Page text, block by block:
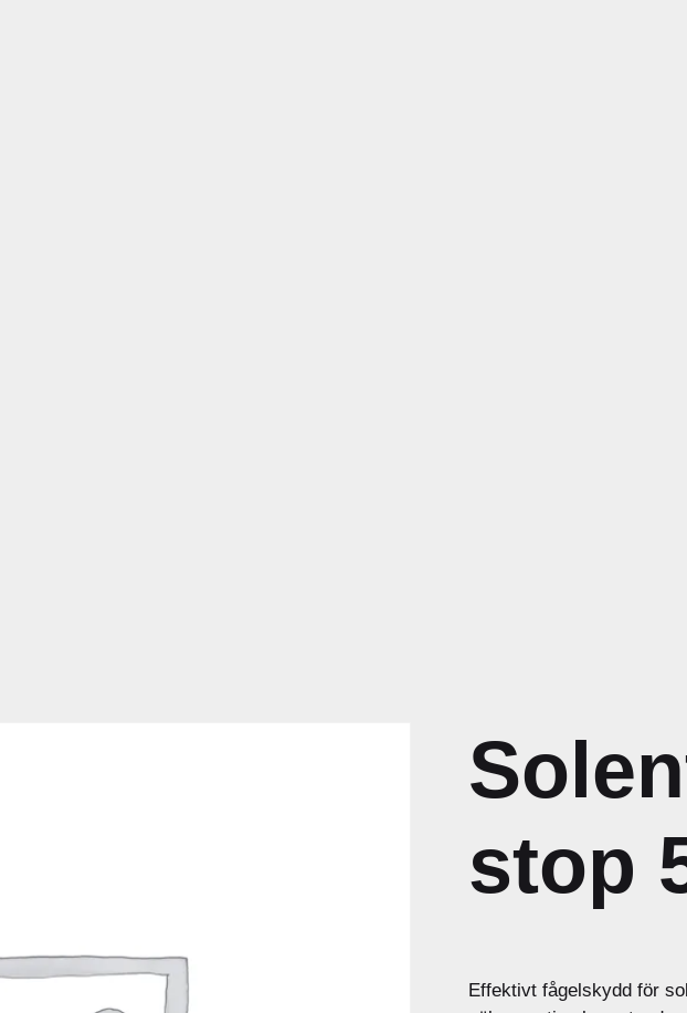
stop
Effektivt fågelskydd för